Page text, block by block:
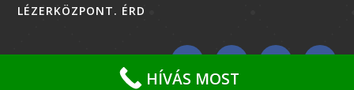
LÉZERKÖZPONT. ÉRD
HÍVÁS MOST